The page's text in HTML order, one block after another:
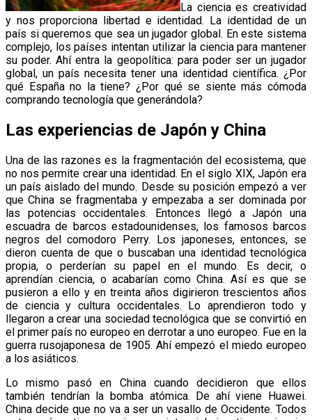
La ciencia es creatividad
y nos proporciona libertad e identidad. La identidad de un
país si queremos que sea un jugador global. En este sistema
complejo, los países intentan utilizar la ciencia para mantener
su poder. Ahí entra la geopolítica: para poder ser un jugador
global, un país necesita tener una identidad científica. ¿Por
qué España no la tiene? ¿Por qué se siente más cómoda
comprando tecnología que generándola?
Las experiencias de Japón y China
Una de las razones es la fragmentación del ecosistema, que
no nos permite crear una identidad. En el siglo XIX, Japón era
un país aislado del mundo. Desde su posición empezó a ver
que China se fragmentaba y empezaba a ser dominada por
las potencias occidentales. Entonces llegó a Japón una
escuadra de barcos estadounidenses, los famosos barcos
negros del comodoro Perry. Los japoneses, entonces, se
dieron cuenta de que o buscaban una identidad tecnológica
propia, o perderían su papel en el mundo. Es decir, o
aprendían ciencia, o acabarían como China. Así es que se
pusieron a ello y en treinta años digirieron trescientos años
de ciencia y cultura occidentales. Lo aprendieron todo y
llegaron a crear una sociedad tecnológica que se convirtió en
el primer país no europeo en derrotar a uno europeo. Fue en la
guerra rusojaponesa de 1905. Ahí empezó el miedo europeo
a los asiáticos.
Lo mismo pasó en China cuando decidieron que ellos
también tendrían la bomba atómica. De ahí viene Huawei.
China decide que no va a ser un vasallo de Occidente. Todos